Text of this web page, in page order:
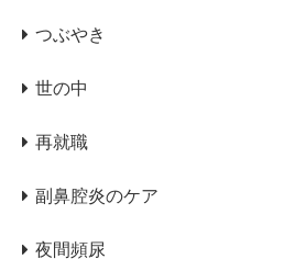
つぶやき
世の中
再就職
副鼻腔炎のケア
夜間頻尿